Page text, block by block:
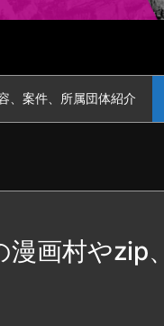
、案件、所属団体紹介
漫画村やzip